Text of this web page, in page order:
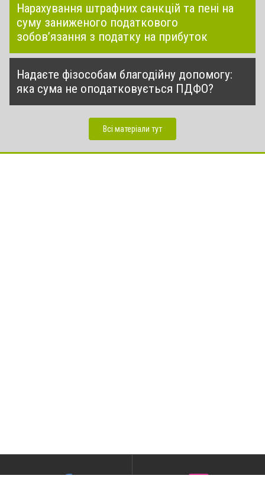
Нарахування штрафних санкцій та пені на
суму заниженого податкового
зобов’язання з податку на прибуток
Надаєте фізособам благодійну допомогу:
яка сума не оподатковується ПДФО?
Всі матеріали тут